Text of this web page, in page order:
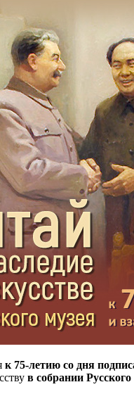
к 75-летию со дня
в собрании Русского